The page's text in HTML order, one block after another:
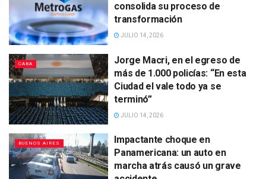
consolida su proceso de
transformación
JULIO 14, 2026
CABA
Jorge Macri, en el egreso de
más de 1.000 policías: “En esta
Ciudad el vale todo ya se
terminó”
JULIO 14, 2026
BUENOS AIRES
Impactante choque en
Panamericana: un auto en
marcha atrás causó un grave